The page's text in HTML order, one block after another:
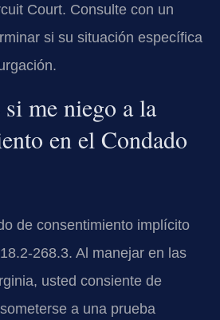
Court. Consulte con un
si su situación específica
si me niego a la
en el Condado
de consentimiento implícito
268.3. Al manejar en las
usted consiente de
a una prueba